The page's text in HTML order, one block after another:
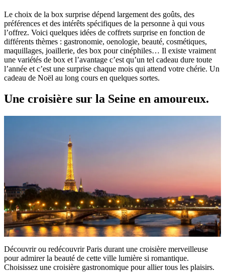
Le choix de la box surprise dépend largement des goûts, des
préférences et des intérêts spécifiques de la personne à qui vous
l’offrez. Voici quelques idées de coffrets surprise en fonction de
différents thèmes : gastronomie, oenologie, beauté, cosmétiques,
maquillages, joaillerie, des box pour cinéphiles… Il existe vraiment
une variétés de box et l’avantage c’est qu’un tel cadeau dure toute
l’année et c’est une surprise chaque mois qui attend votre chérie. Un
cadeau de Noël au long cours en quelques sortes.
Une croisière sur la Seine en amoureux.
Découvrir ou redécouvrir Paris durant une croisière merveilleuse
pour admirer la beauté de cette ville lumière si romantique.
Choisissez une croisière gastronomique pour allier tous les plaisirs.